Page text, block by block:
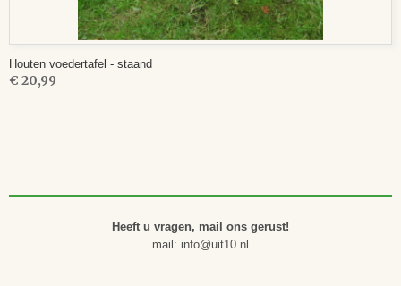
Houten voedertafel - staand
€ 20,99
Heeft u vragen, mail ons gerust!
mail: info@uit10.nl